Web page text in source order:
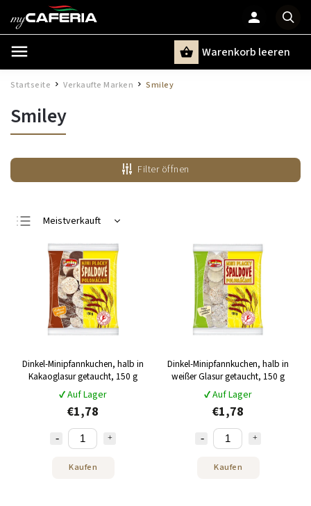
Warenkorb leeren
Startseite / Verkaufte Marken / Smiley
Smiley
Filter öffnen
Meistverkauft
Günstigste
Teuerste
Alphabetisch
Dinkel-Minipfannkuchen, halb in
Kakaoglasur getaucht, 150 g
✔ Auf Lager
€1,78
Kaufen
Dinkel-Minipfannkuchen, halb in
weißer Glasur getaucht, 150 g
✔ Auf Lager
€1,78
Kaufen